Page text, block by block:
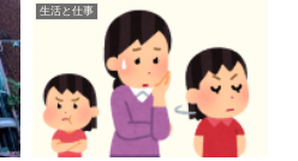
生活と仕事